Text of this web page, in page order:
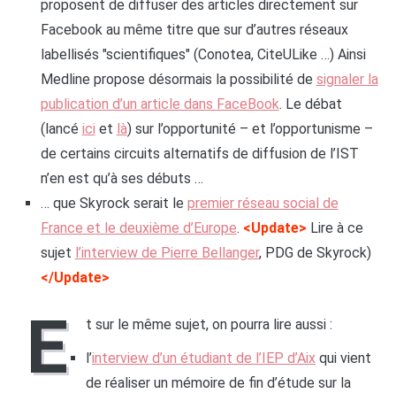
proposent de diffuser des articles directement sur
Facebook au même titre que sur d’autres réseaux
labellisés "scientifiques" (Conotea, CiteULike …) Ainsi
Medline propose désormais la possibilité de signaler la
publication d’un article dans FaceBook. Le débat
(lancé ici et là) sur l’opportunité – et l’opportunisme –
de certains circuits alternatifs de diffusion de l’IST
n’en est qu’à ses débuts …
… que Skyrock serait le premier réseau social de
France et le deuxième d’Europe. <Update> Lire à ce
sujet l’interview de Pierre Bellanger, PDG de Skyrock)
</Update>
E
t sur le même sujet, on pourra lire aussi :
l’interview d’un étudiant de l’IEP d’Aix qui vient
de réaliser un mémoire de fin d’étude sur la